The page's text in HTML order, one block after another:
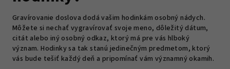
Gravírovanie doslova dodá vašim hodinkám osobný nádych.
Môžete si nechať vygravírovať svoje meno, dôležitý dátum,
citát alebo iný osobný odkaz, ktorý má pre vás hlboký
význam. Hodinky sa tak stanú jedinečným predmetom, ktorý
vás bude tešiť každý deň a pripomínať vám významný okamih.